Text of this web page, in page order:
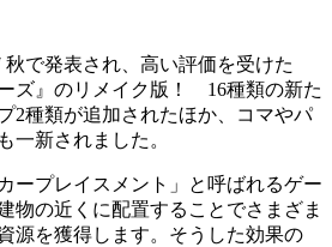
秋で発表され、高い評価を受けた
ズ』のリメイク版！ 16種類の新た
2種類が追加されたほか、コマやパ
一新されました。
ープレイスメント」と呼ばれるゲー
物の近くに配置することでさまざま
源を獲得します。そうした効果の